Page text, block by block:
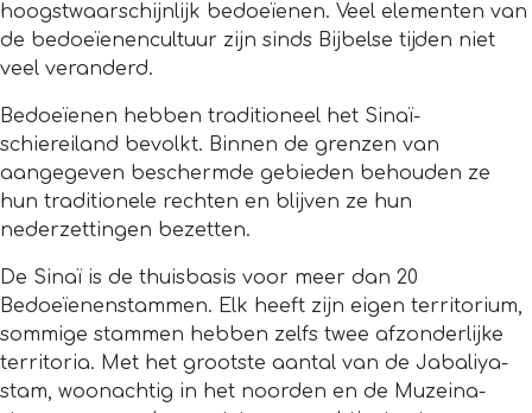
hoogstwaarschijnlijk bedoeïenen. Veel elementen van
de bedoeïenencultuur zijn sinds Bijbelse tijden niet
veel veranderd.
Bedoeïenen hebben traditioneel het Sinaï-
schiereiland bevolkt. Binnen de grenzen van
aangegeven beschermde gebieden behouden ze
hun traditionele rechten en blijven ze hun
nederzettingen bezetten.
De Sinaï is de thuisbasis voor meer dan 20
Bedoeïenenstammen. Elk heeft zijn eigen territorium,
sommige stammen hebben zelfs twee afzonderlijke
territoria. Met het grootste aantal van de Jabaliya-
stam, woonachtig in het noorden en de Muzeina-